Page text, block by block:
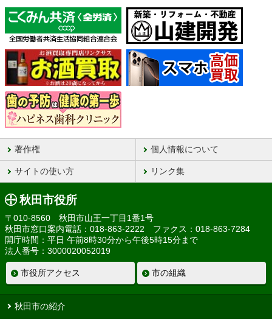
著作権 個人情報について
サイトの使い方 リンク集
秋田市役所
〒010-8560 秋田市山王一丁目1番1号
秋田市窓口案内電話：018-863-2222 ファクス：018-863-7284
開庁時間：平日 午前8時30分から午後5時15分まで
法人番号：3000020052019
市役所アクセス 市の組織
秋田市の紹介